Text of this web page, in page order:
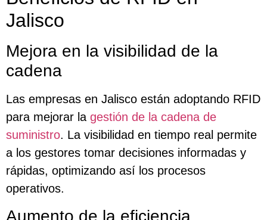
Jalisco
Mejora en la visibilidad de la
cadena
Las empresas en Jalisco están adoptando RFID
para mejorar la gestión de la cadena de
suministro. La visibilidad en tiempo real permite
a los gestores tomar decisiones informadas y
rápidas, optimizando así los procesos
operativos.
Aumento de la eficiencia